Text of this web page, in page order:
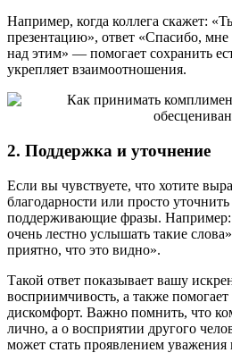
Например, когда коллега скажет:
презентацию», ответ «Спасибо,
над этим» — помогает сохранить
укрепляет взаимоотношения.
2. Поддержка и уточнение
Если вы чувствуете, что хотите
благодарности или просто
поддерживающие фразы.
очень лестно услышать такие
приятно, что это видно».
Такой ответ показывает вашу
восприимчивость, а также
дискомфорт. Важно помнить, что
лично, а о восприятии другого
может стать проявлением